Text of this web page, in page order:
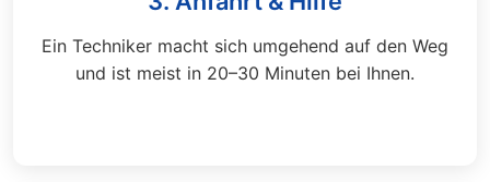
Ein Techniker macht sich umgehend auf den Weg
und ist meist in 20–30 Minuten bei Ihnen.